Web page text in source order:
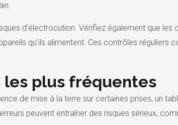
d’électrocution. Vérifiez également que
qu’ils alimentent. Ces contrôles réguliers
plus fréquentes
de mise à la terre sur certaines prises, un
peuvent entraîner des risques sérieux,